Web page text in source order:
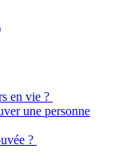
en vie ?
une personne
?